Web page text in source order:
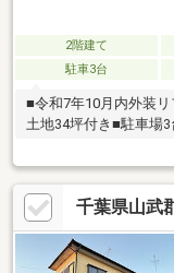
2階建て
駐車3台
■令和7年10月内外装
土地34坪付き■駐車場
千葉県山武